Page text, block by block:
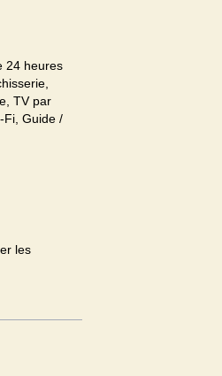
24 heures
TV par
Fi, Guide /
les